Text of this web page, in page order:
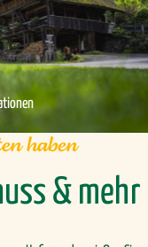
haben
& mehr